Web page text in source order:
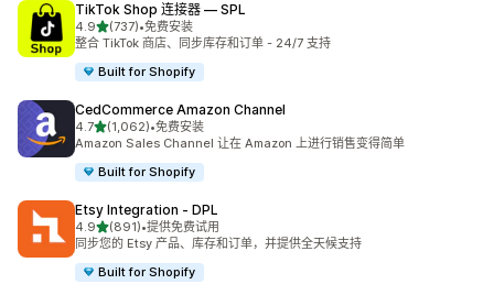
TikTok Shop 连接器 — SPL
4.9星（满分 5 星）
(737)
总共 737 条评论
•免费安装
整合 TikTok 商店、同步库存和订单 - 24/7 支持
Built for Shopify
CedCommerce Amazon Channel
4.7星（满分 5 星）
(1,062)
总共 1062 条评论
•免费安装
Amazon Sales Channel 让在 Amazon 上进行销售变得简单
Built for Shopify
Etsy Integration ‑ DPL
4.9星（满分 5 星）
(891)
总共 891 条评论
•提供免费试用
同步您的 Etsy 产品、库存和订单，并提供全天候支持
Built for Shopify